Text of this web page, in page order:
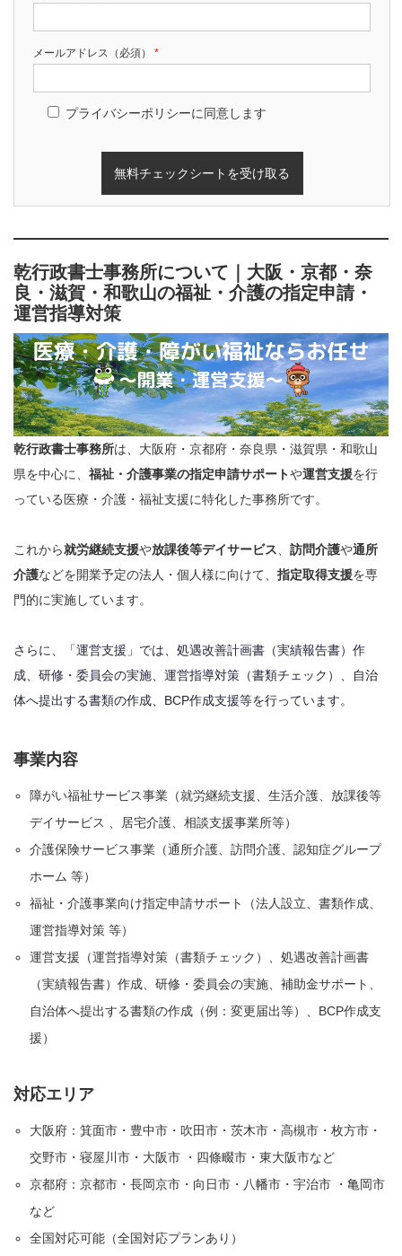
メールアドレス（必須） *
プライバシーポリシーに同意します
乾行政書士事務所について｜大阪・京都・奈
良・滋賀・和歌山の福祉・介護の指定申請・
運営指導対策
乾行政書士事務所は、大阪府・京都府・奈良県・滋賀県・和歌山
県を中心に、 福祉・介護事業の指定申請サポートや運営支援を行
っている医療・介護・福祉支援に特化した事務所です。
これから就労継続支援や放課後等デイサービス、 訪問介護や通所
介護などを開業予定の法人・個人様に向けて、 指定取得支援を専
門的に実施しています。
さらに、「運営支援」では、処遇改善計画書（実績報告書）作
成、研修・委員会の実施、運営指導対策（書類チェック）、自治
体へ提出する書類の作成、BCP作成支援等を行っています。
事業内容
障がい福祉サービス事業（就労継続支援、生活介護、放課後等
デイサービス 、居宅介護、相談支援事業所等）
介護保険サービス事業（通所介護、訪問介護、認知症グループ
ホーム 等）
福祉・介護事業向け指定申請サポート（法人設立、書類作成、
運営指導対策 等）
運営支援（運営指導対策（書類チェック）、処遇改善計画書
（実績報告書）作成、研修・委員会の実施、補助金サポート、
自治体へ提出する書類の作成（例：変更届出等）、BCP作成支
援）
対応エリア
大阪府：箕面市・豊中市・吹田市・茨木市・高槻市・枚方市・
交野市・寝屋川市・大阪市 ・四條畷市・東大阪市など
京都府：京都市・長岡京市・向日市・八幡市・宇治市 ・亀岡市
など
全国対応可能（全国対応プランあり）